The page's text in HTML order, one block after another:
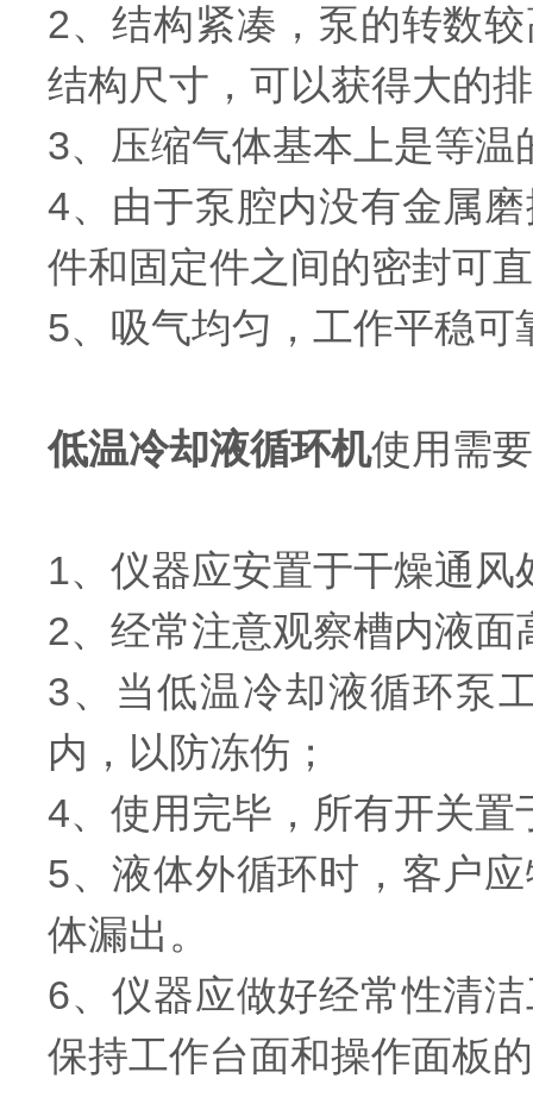
2、结构紧凑，泵的转数
结构尺寸，可以获得大的
3、压缩气体基本上是等
4、由于泵腔内没有金属
件和固定件之间的密封可
5、吸气均匀，工作平稳
低温冷却液循环机使用需
1、仪器应安置于干燥通
2、经常注意观察槽内液
3、当低温冷却液循环泵
内，以防冻伤；
4、使用完毕，所有开关
5、液体外循环时，客户
体漏出。
6、仪器应做好经常性清
保持工作台面和操作面板